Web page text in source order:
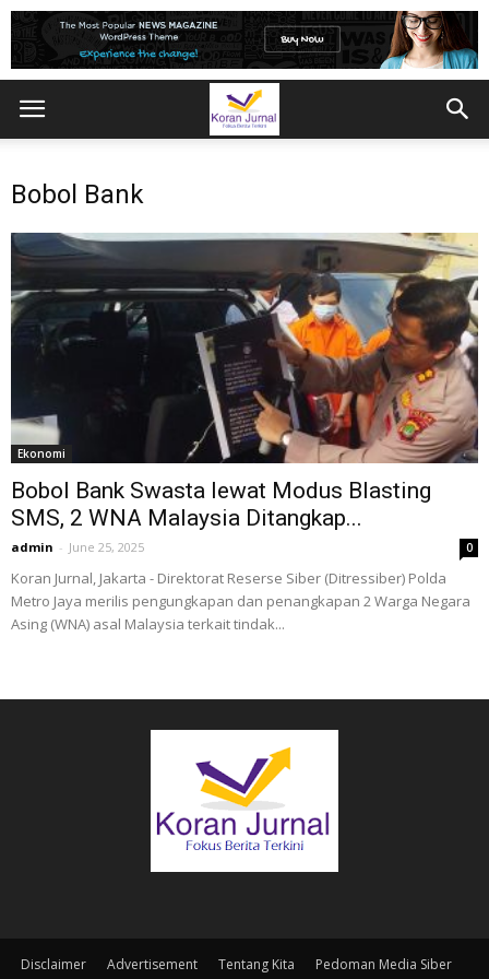
Bobol Bank
Ekonomi
Bobol Bank Swasta lewat Modus Blasting
SMS, 2 WNA Malaysia Ditangkap...
admin - June 25, 2025 0
Koran Jurnal, Jakarta - Direktorat Reserse Siber (Ditressiber) Polda
Metro Jaya merilis pengungkapan dan penangkapan 2 Warga Negara
Asing (WNA) asal Malaysia terkait tindak...
Disclaimer Advertisement Tentang Kita
Pedoman Media Siber